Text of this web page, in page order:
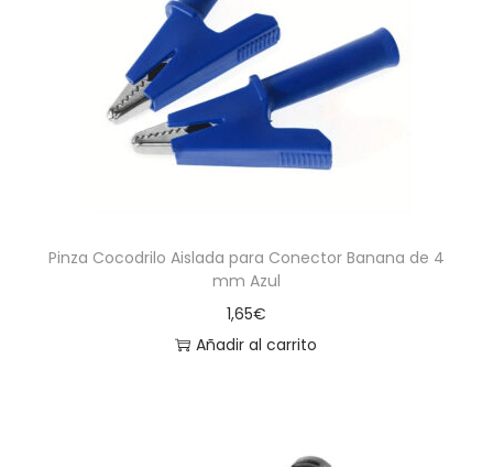
Pinza Cocodrilo Aislada para Conector Banana de 4
mm Azul
1,65€
Añadir al carrito